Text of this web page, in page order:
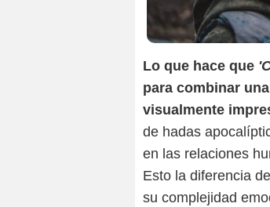
Lo que hace que
para combinar
visualmente
de hadas
en las relaciones
Esto la diferencia
su complejidad